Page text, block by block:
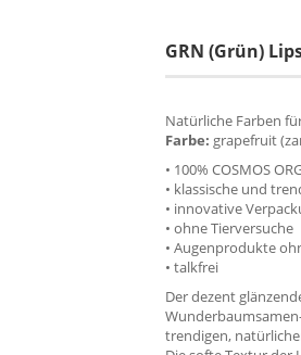
GRN (Grün)
Natürliche Farben
Farbe: grapefruit
• 100% COSMOS
• klassische und
• innovative
• ohne Tierversuche
• Augenprodukte
• talkfrei
Der dezent
trendigen,